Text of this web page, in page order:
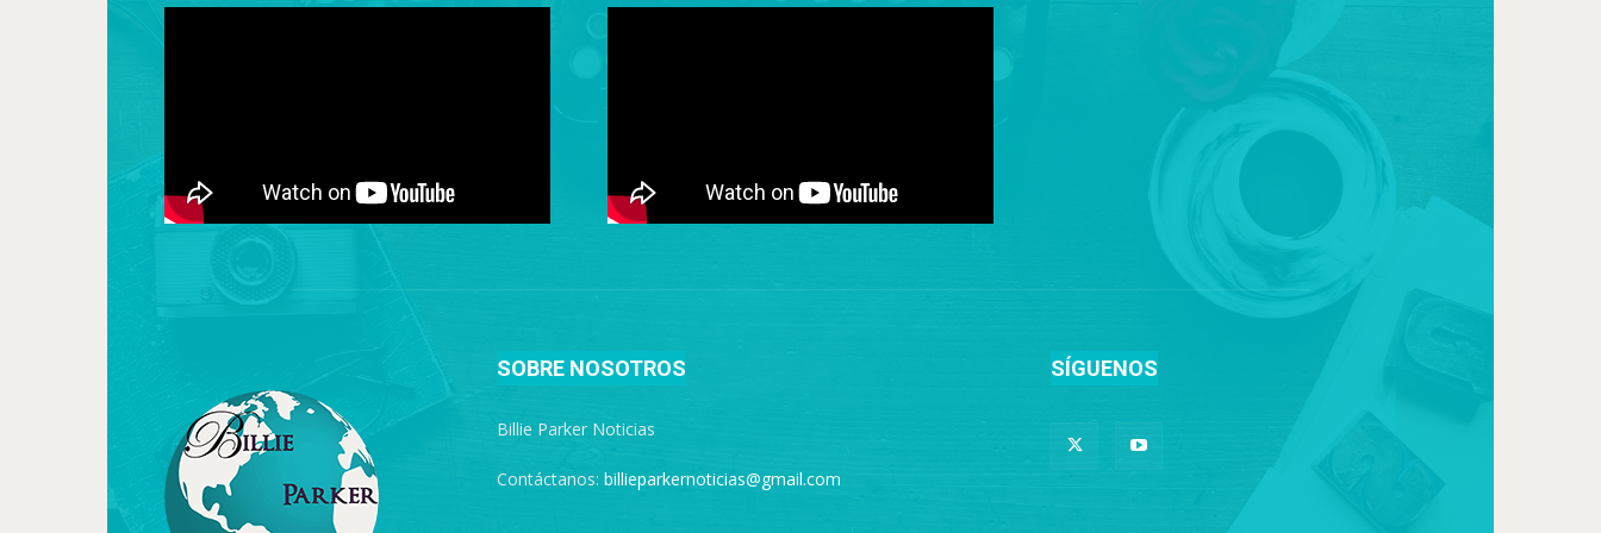
SOBRE NOSOTROS
Billie Parker Noticias
Contáctanos: billieparkernoticias@gmail.com
SÍGUENOS